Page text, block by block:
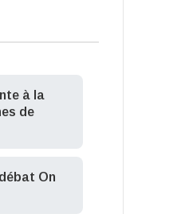
à la
de
On